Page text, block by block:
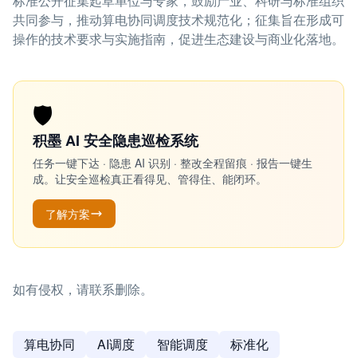
共同参与，推动算电协同调度技术规范化；征集旨在形成可
操作的技术要求与实施指南，促进生态建设与商业化落地。
🛡️
积墨 AI 安全隐患巡检系统
任务一键下达 · 隐患 AI 识别 · 整改全程留痕 · 报告一键生
成。让安全巡检真正看得见、管得住、能闭环。
了解方案
如有侵权，请联系删除。
算电协同 AI调度 智能调度
标准化